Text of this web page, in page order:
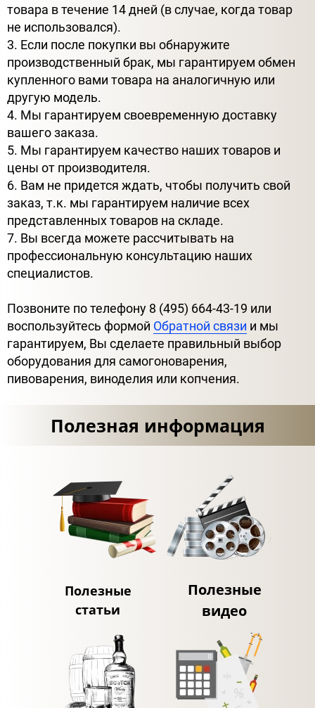
товара в течение 14 дней (в случае, когда товар
не использовался).
3. Если после покупки вы обнаружите
производственный брак, мы гарантируем обмен
купленного вами товара на аналогичную или
другую модель.
4. Мы гарантируем своевременную доставку
вашего заказа.
5. Мы гарантируем качество наших товаров и
цены от производителя.
6. Вам не придется ждать, чтобы получить свой
заказ, т.к. мы гарантируем наличие всех
представленных товаров на складе.
7. Вы всегда можете рассчитывать на
профессиональную консультацию наших
специалистов.
Позвоните по телефону 8 (495) 664-43-19 или
воспользуйтесь формой Обратной связи и мы
гарантируем, Вы сделаете правильный выбор
оборудования для самогоноварения,
пивоварения, виноделия или копчения.
Полезная информация
Полезные
статьи
Полезные
видео